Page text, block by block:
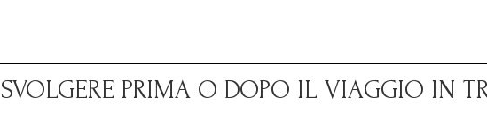
PRIMA O DOPO IL VIAGGIO IN